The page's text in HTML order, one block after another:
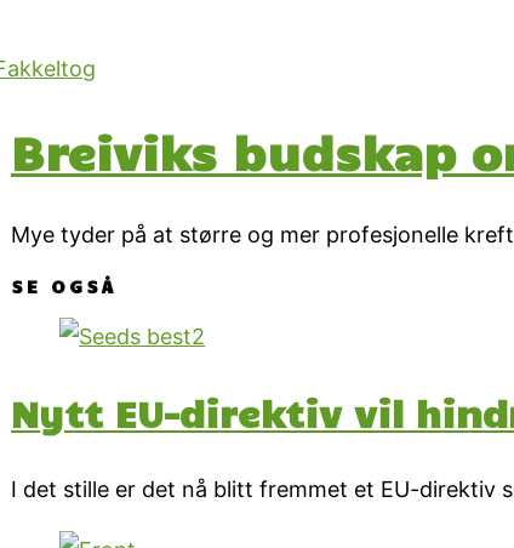
Breiviks budskap
Mye tyder på at større og mer profesjonelle
SE OGSÅ
Nytt EU-direktiv vil
I det stille er det nå blitt fremmet et EU-direktiv